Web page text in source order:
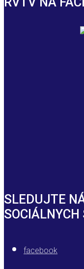
SLEDUJTE
SOCIÁLNYCH
facebook